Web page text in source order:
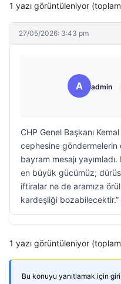
1 yazı görüntüleniyor
27/05/2026: 3:43 pm
A admin
CHP Genel Başkanı
cephesine göndermelerin
bayram mesajı yayımladı.
en büyük gücümüz;
iftiralar ne de aramıza
kardeşliği bozabilecektir.”
1 yazı görüntüleniyor
Bu konuyu yanıtlamak için